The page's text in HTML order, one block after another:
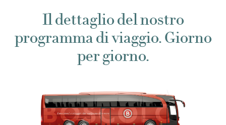
Il dettaglio del nostro
programma di viaggio. Giorno
per giorno.